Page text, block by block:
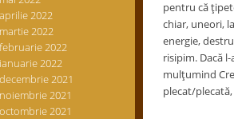
aprilie 2022
martie 2022
februarie 2022
ianuarie 2022
decembrie 2021
noiembrie 2021
octombrie 2021
pentru că
chiar, uneori,
energie,
risipim. Dacă
mulțumind
plecat/